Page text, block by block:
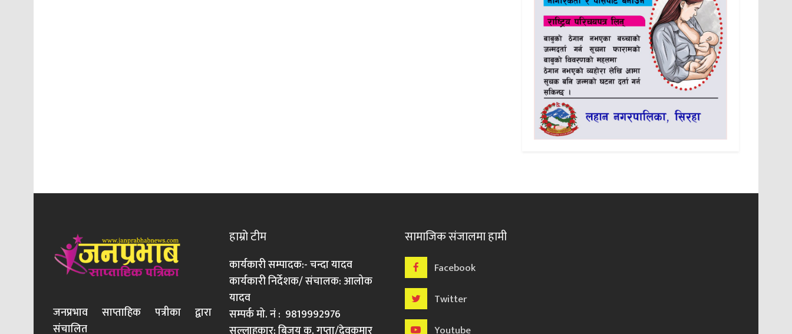
जनप्रभाव साप्ताहिक पत्रीका द्वारा
संचालित
हाम्रो टीम
कार्यकारी सम्पादक:- चन्दा यादव
कार्यकारी निर्देशक/ संचालक: आलोक
यादव
सम्पर्क मो. नं : 9819992976
सामाजिक संजालमा हामी
Facebook
Twitter
Youtube